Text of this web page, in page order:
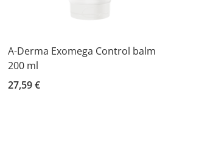
A-Derma Exomega Control balm
200 ml
27,59 €